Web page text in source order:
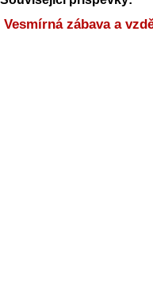
Vesmírná zábava a